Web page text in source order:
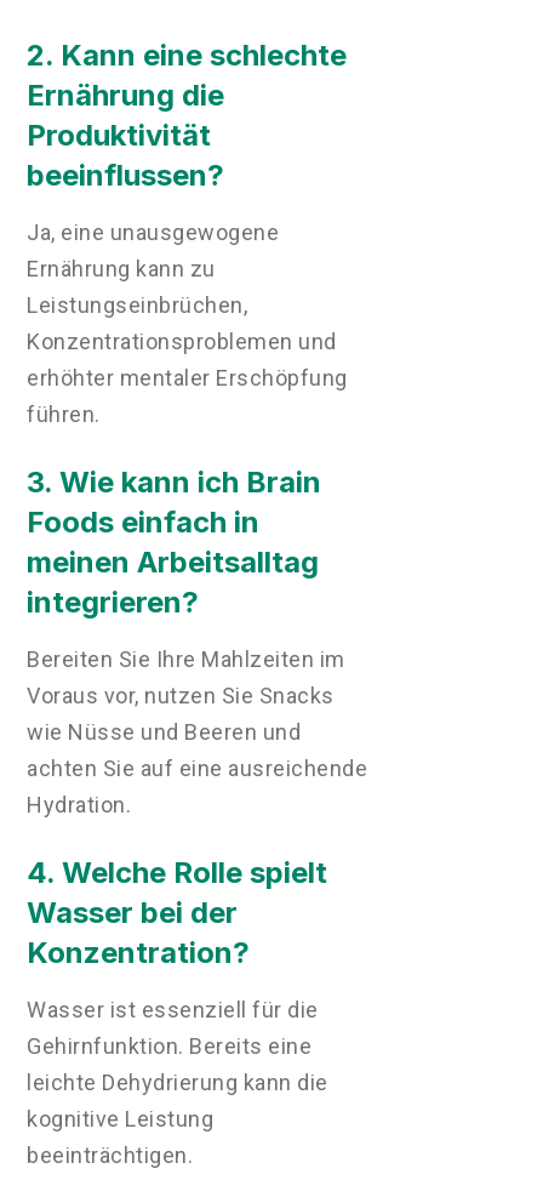
2. Kann eine schlechte
Ernährung die
Produktivität
beeinflussen?
Ja, eine unausgewogene
Ernährung kann zu
Leistungseinbrüchen,
Konzentrationsproblemen und
erhöhter mentaler Erschöpfung
führen.
3. Wie kann ich Brain
Foods einfach in
meinen Arbeitsalltag
integrieren?
Bereiten Sie Ihre Mahlzeiten im
Voraus vor, nutzen Sie Snacks
wie Nüsse und Beeren und
achten Sie auf eine ausreichende
Hydration.
4. Welche Rolle spielt
Wasser bei der
Konzentration?
Wasser ist essenziell für die
Gehirnfunktion. Bereits eine
leichte Dehydrierung kann die
kognitive Leistung
beeinträchtigen.